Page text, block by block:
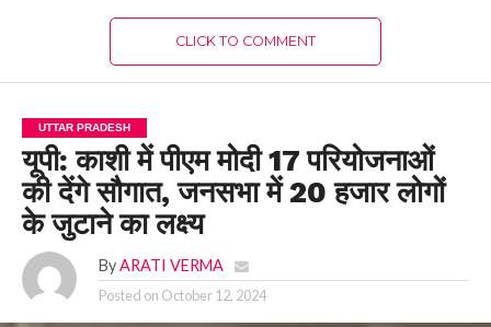
CLICK TO COMMENT
UTTAR PRADESH
यूपी: काशी में पीएम मोदी 17 परियोजनाओं
की देंगे सौगात, जनसभा में 20 हजार लोगों
के जुटाने का लक्ष्य
By ARATI VERMA
Posted on October 12, 2024